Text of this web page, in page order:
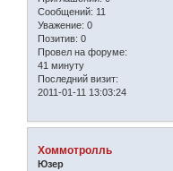
Сообщений: 11
Уважение: 0
Позитив: 0
Провел на форуме:
41 минуту
Последний визит:
2011-01-11 13:03:24
Хоммотролль
Юзер